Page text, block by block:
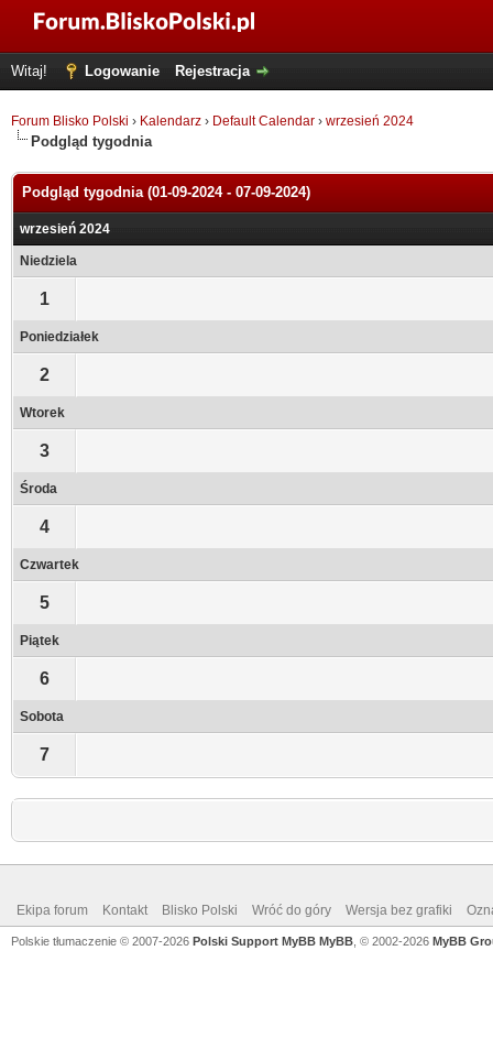
Witaj! Logowanie Rejestracja
Forum Blisko Polski › Kalendarz › Default Calendar › wrzesień 2024
Podgląd tygodnia
Podgląd tygodnia (01-09-2024 - 07-09-2024)
wrzesień 2024
Niedziela
1
Poniedziałek
2
Wtorek
3
Środa
4
Czwartek
5
Piątek
6
Sobota
7
Ekipa forum Kontakt Blisko Polski Wróć do góry Wersja bez grafiki
Polskie tłumaczenie © 2007-2026 Polski Support MyBB MyBB , © 2002-2026 MyBB